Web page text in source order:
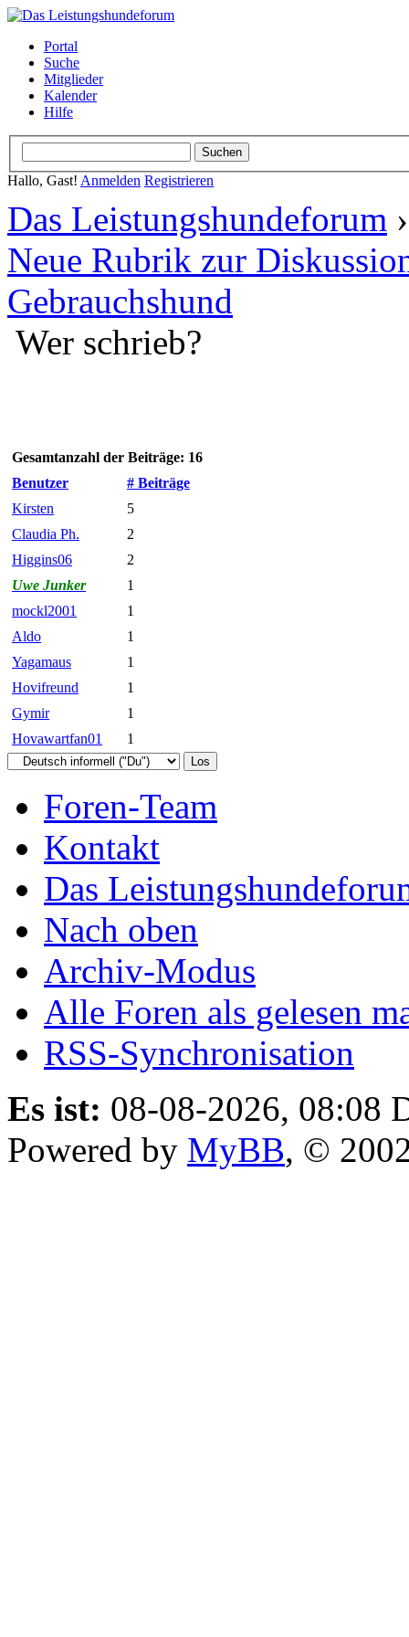
Portal
Suche
Mitglieder
Kalender
Hilfe
Hallo, Gast! Anmelden Registrieren
Das Leistungshundeforum
Neue Rubrik zur
Gebrauchshund
Wer schrieb?
Gesamtanzahl der Beiträge: 16
Benutzer
# Beiträge
Kirsten
5
Claudia Ph.
2
Higgins06
2
Uwe Junker
1
mockl2001
1
Aldo
1
Yagamaus
1
Hovifreund
1
Gymir
1
Hovawartfan01
1
Foren-Team
Kontakt
Das
Nach oben
Archiv-Modus
Alle Foren als gelesen
RSS-Synchronisation
Es ist: 08-08-2026, 08:08
Powered by MyBB, ©